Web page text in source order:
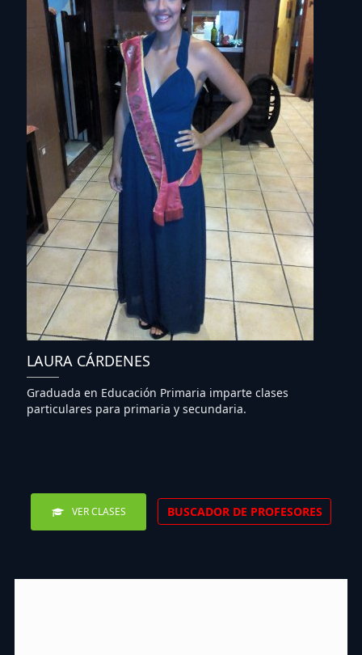
LAURA CÁRDENES
Graduada en Educación Primaria imparte clases
particulares para primaria y secundaria.
VER CLASES BUSCADOR DE PROFESORES